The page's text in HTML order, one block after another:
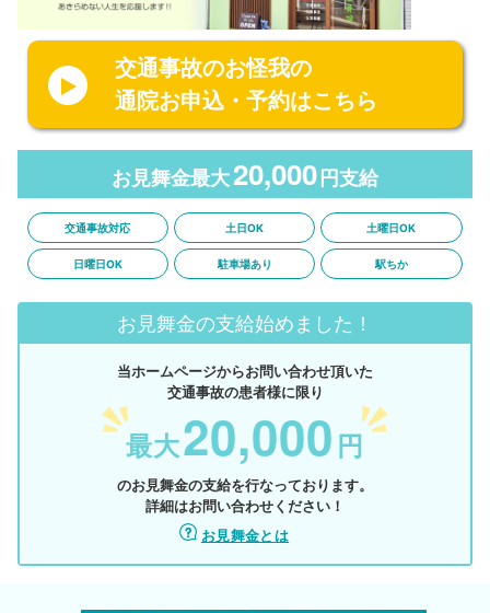
交通事故のお怪我の
通院お申込・予約はこちら
お見舞金最大20,000 円支給
交通事故対応 土日OK 土曜日OK
日曜日OK 駐車場あり 駅ちか
お見舞金の支給始めました！
当ホームページからお問い合わせ頂いた
交通事故の患者様に限り
最大20,000 円
のお見舞金の支給を行なっております。
詳細はお問い合わせください！
お見舞金とは